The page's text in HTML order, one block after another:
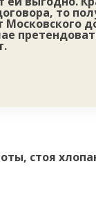
то
стоя